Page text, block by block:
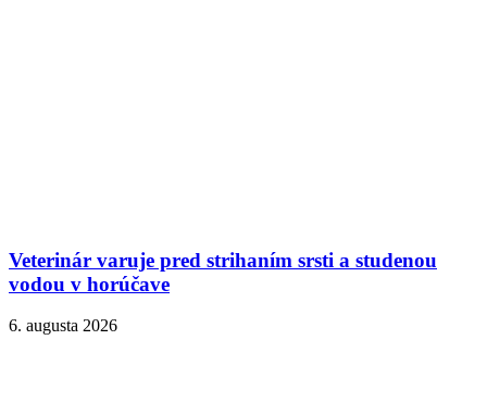
Veterinár varuje pred strihaním srsti a studenou
vodou v horúčave
6. augusta 2026